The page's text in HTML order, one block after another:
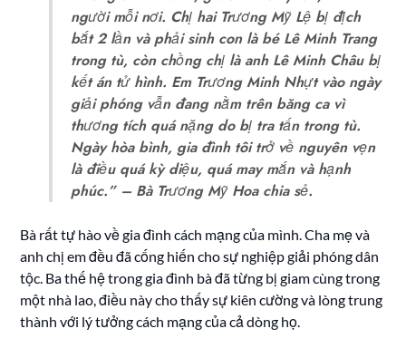
người mỗi nơi. Chị hai Trương Mỹ Lệ bị địch
bắt 2 lần và phải sinh con là bé Lê Minh Trang
trong tù, còn chồng chị là anh Lê Minh Châu bị
kết án tử hình. Em Trương Minh Nhựt vào ngày
giải phóng vẫn đang nằm trên băng ca vì
thương tích quá nặng do bị tra tấn trong tù.
Ngày hòa bình, gia đình tôi trở về nguyên vẹn
là điều quá kỳ diệu, quá may mắn và hạnh
phúc.” – Bà Trương Mỹ Hoa chia sẻ.
Bà rất tự hào về gia đình cách mạng của mình. Cha mẹ và
anh chị em đều đã cống hiến cho sự nghiệp giải phóng dân
tộc. Ba thế hệ trong gia đình bà đã từng bị giam cùng trong
một nhà lao, điều này cho thấy sự kiên cường và lòng trung
thành với lý tưởng cách mạng của cả dòng họ.